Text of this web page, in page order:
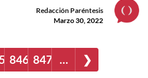
Redacción Paréntesis
Marzo 30, 2022
846 847 … ❯